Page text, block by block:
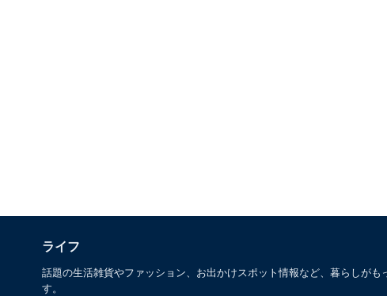
ライフ
話題の生活雑貨やファッション、お出かけスポット情報など、暮らしが
す。